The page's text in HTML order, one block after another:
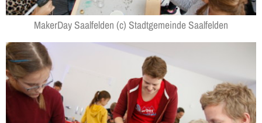
MakerDay Saalfelden (c) Stadtgemeinde Saalfelden